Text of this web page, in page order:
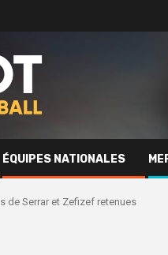
ÉQUIPES NATIONALES
de Serrar et Zefizef retenues